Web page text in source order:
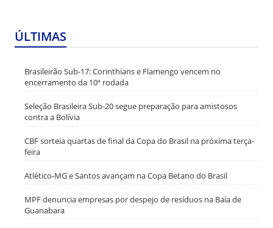
ÚLTIMAS
Brasileirão Sub-17: Corinthians e Flamengo vencem no
encerramento da 10ª rodada
Seleção Brasileira Sub-20 segue preparação para amistosos
contra a Bolívia
CBF sorteia quartas de final da Copa do Brasil na próxima terça-
feira
Atlético-MG e Santos avançam na Copa Betano do Brasil
MPF denuncia empresas por despejo de resíduos na Baía de
Guanabara